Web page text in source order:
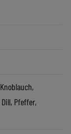
Pfeffer,